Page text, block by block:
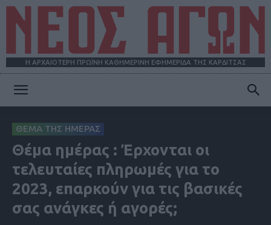
Η ΑΡΧΑΙΟΤΕΡΗ ΠΡΩΪΝΗ ΚΑΘΗΜΕΡΙΝΗ ΕΦΗΜΕΡΙΔΑ ΤΗΣ ΚΑΡΔΙΤΣΑΣ
ΑΓΩΝ
ΘΕΜΑ ΤΗΣ ΗΜΕΡΑΣ
Θέμα ημέρας : Έρχονται οι
τελευταίες πληρωμές για το
2023, επαρκούν για τις βασικές
σας ανάγκες ή αγορές;